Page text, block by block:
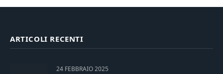
ARTICOLI RECENTI
24 FEBBRAIO 2025